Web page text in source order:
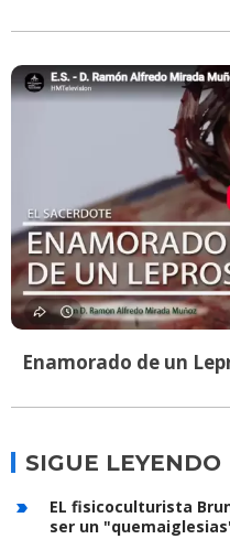
Enamorado de un
SIGUE LEYENDO
EL fisicoculturista
ser un